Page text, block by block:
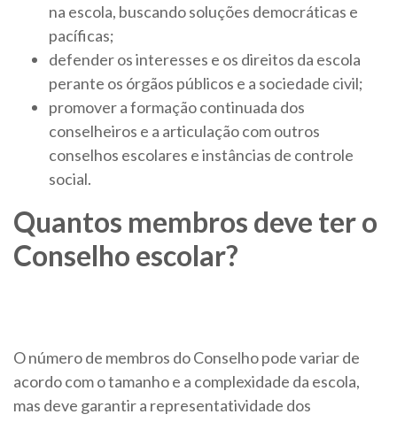
na escola, buscando soluções democráticas e
pacíficas;
defender os interesses e os direitos da escola
perante os órgãos públicos e a sociedade civil;
promover a formação continuada dos
conselheiros e a articulação com outros
conselhos escolares e instâncias de controle
social.
Quantos membros deve ter o
Conselho escolar?
O número de membros do Conselho pode variar de
acordo com o tamanho e a complexidade da escola,
mas deve garantir a representatividade dos